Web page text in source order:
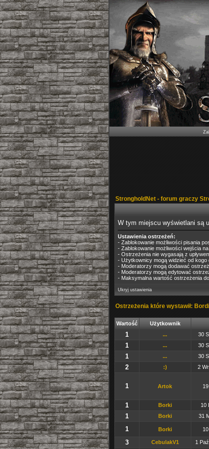
StrongholdNet - forum graczy
W tym miejscu wyświetlani są
Ustawienia ostrzeżeń:
- Zablokowanie możliwości pisania
- Zablokowanie możliwości wejścia
- Ostrzeżenia nie wygasają z
- Użytkownicy mogą widzieć od kogo
- Moderatorzy mogą dodawać
- Moderatorzy mogą edytować
- Maksymalna wartość ostrzeżenia
Ukryj ustawienia
Ostrzeżenia które wystawił:
Wartość Użytkownik
1 ... 30
1 ... 30
1 ... 30
2 :) 2
1 Artok
1 Borki 10
1 Borki 31
1 Borki
3 CebulakV1 1